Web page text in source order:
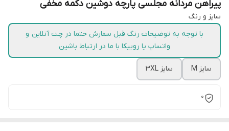
پیراهن مردانه مجلسی پارچه دوشین دکمه مخفی
سایز و رنگ
با توجه به توضیحات رنگ قبل سفارش حتما در چت آنلاین و
واتساپ یا روبیکا با ما در ارتباط باشین
سایز M سایز 3XL
0